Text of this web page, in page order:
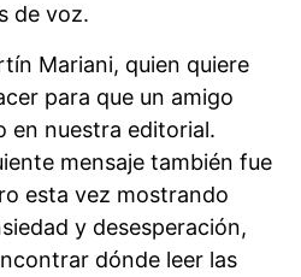
de voz.
Mariani, quien quiere
para que un amigo
en nuestra editorial.
mensaje también fue
esta vez mostrando
y desesperación,
dónde leer las